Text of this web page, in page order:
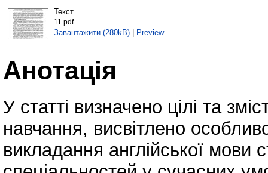
Текст
11.pdf
Завантажити (280kB)| Preview
Анотація
У статті визначено цілі та
навчання, висвітлено
викладання англійської мови